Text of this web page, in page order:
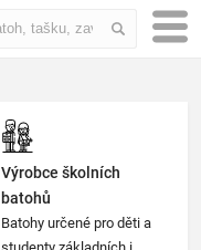
Výrobce školních
batohů
Batohy určené pro děti a